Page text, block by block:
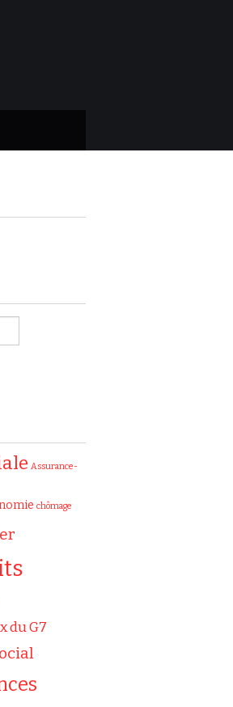
Assurance-
chômage
du G7